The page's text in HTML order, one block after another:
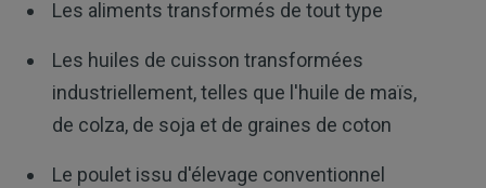
Les aliments transformés de tout type
Les huiles de cuisson transformées
industriellement, telles que l'huile de maïs,
de colza, de soja et de graines de coton
Le poulet issu d'élevage conventionnel